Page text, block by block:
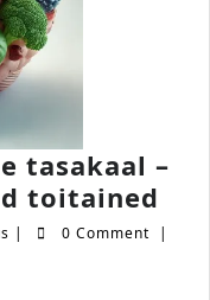
tasakaal –
toitained
ja
NutriSirius
| 0 Comment
|